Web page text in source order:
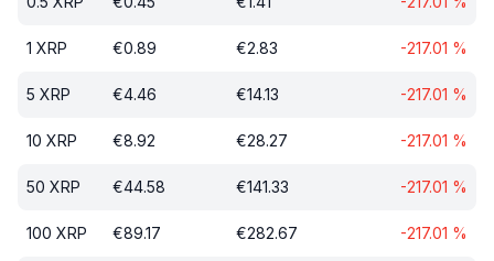
1 XRP €0.89 €2.83 -217.01 %
5 XRP €4.46 €14.13 -217.01 %
10 XRP €8.92 €28.27 -217.01 %
50 XRP €44.58 €141.33 -217.01 %
100 XRP €89.17 €282.67 -217.01 %